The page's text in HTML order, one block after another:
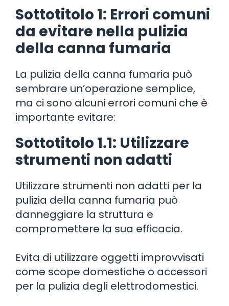
Sottotitolo 1: Errori comuni
da evitare nella pulizia
della canna fumaria
La pulizia della canna fumaria può
sembrare un’operazione semplice,
ma ci sono alcuni errori comuni che è
importante evitare:
Sottotitolo 1.1: Utilizzare
strumenti non adatti
Utilizzare strumenti non adatti per la
pulizia della canna fumaria può
danneggiare la struttura e
compromettere la sua efficacia.
Evita di utilizzare oggetti improvvisati
come scope domestiche o accessori
per la pulizia degli elettrodomestici.